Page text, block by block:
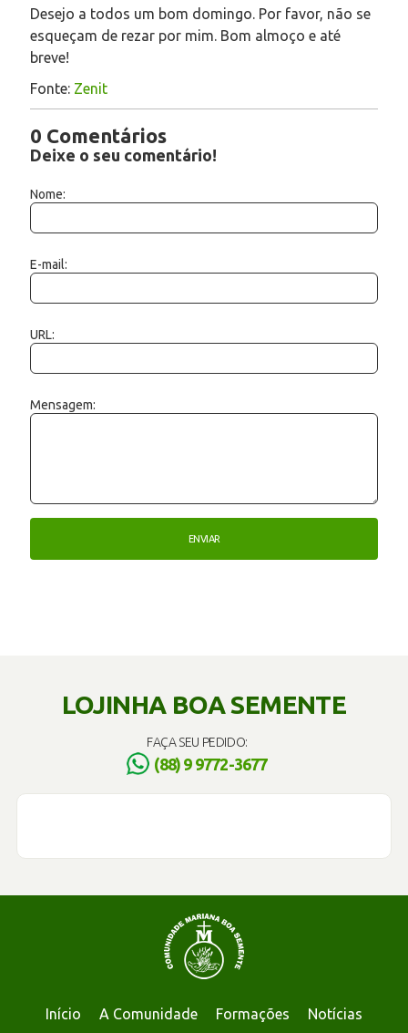
Desejo a todos um bom domingo. Por favor, não se
esqueçam de rezar por mim. Bom almoço e até
breve!
Fonte: Zenit
0 Comentários
Deixe o seu comentário!
Nome:
E-mail:
URL:
Mensagem:
LOJINHA BOA SEMENTE
FAÇA SEU PEDIDO:
(88) 9 9772-3677
Início A Comunidade Formações Notícias